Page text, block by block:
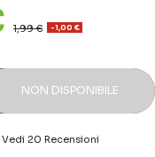
1,99 € -1,00 €
NON DISPONIBILE
Vedi 20 Recensioni